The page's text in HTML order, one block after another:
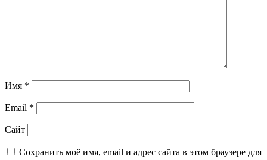
Имя *
Email *
Сайт
Сохранить моё имя, email и адрес сайта в этом браузере для